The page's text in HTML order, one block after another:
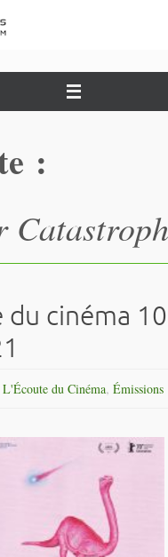
:
du cinéma
du Cinéma, Émissions